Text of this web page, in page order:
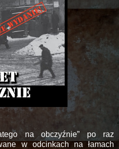
na obczyźnie” po raz
w odcinkach na łamach